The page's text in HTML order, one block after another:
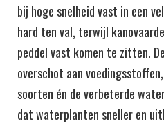
bij hoge snelheid vast in een
hard ten val, terwijl
peddel vast komen te zitten.
overschot aan
soorten én de verbeterde
dat waterplanten sneller en